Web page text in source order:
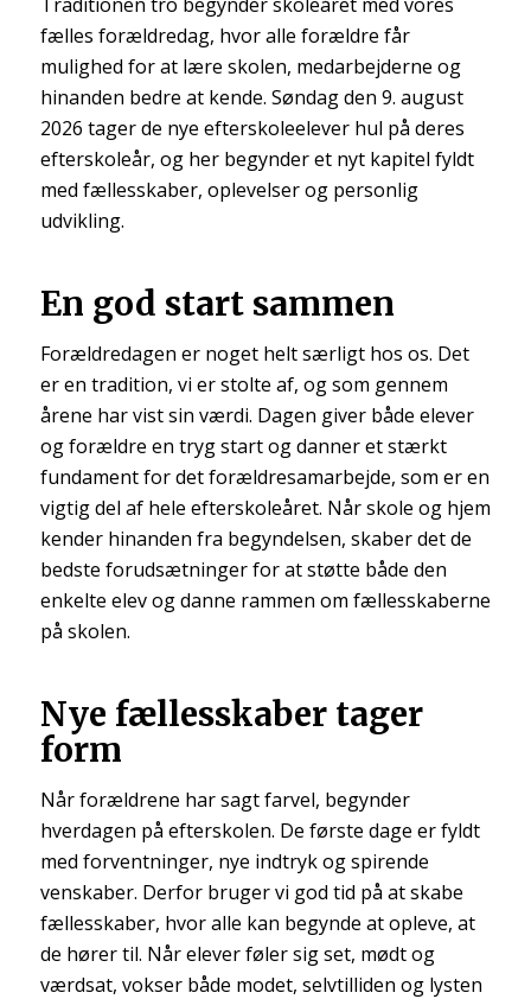
Traditionen tro begynder skoleåret med vores
fælles forældredag, hvor alle forældre får
mulighed for at lære skolen, medarbejderne og
hinanden bedre at kende. Søndag den 9. august
2026 tager de nye efterskoleelever hul på deres
efterskoleår, og her begynder et nyt kapitel fyldt
med fællesskaber, oplevelser og personlig
udvikling.
En god start sammen
Forældredagen er noget helt særligt hos os. Det
er en tradition, vi er stolte af, og som gennem
årene har vist sin værdi. Dagen giver både elever
og forældre en tryg start og danner et stærkt
fundament for det forældresamarbejde, som er en
vigtig del af hele efterskoleåret. Når skole og hjem
kender hinanden fra begyndelsen, skaber det de
bedste forudsætninger for at støtte både den
enkelte elev og danne rammen om fællesskaberne
på skolen.
Nye fællesskaber tager
form
Når forældrene har sagt farvel, begynder
hverdagen på efterskolen. De første dage er fyldt
med forventninger, nye indtryk og spirende
venskaber. Derfor bruger vi god tid på at skabe
fællesskaber, hvor alle kan begynde at opleve, at
de hører til. Når elever føler sig set, mødt og
værdsat, vokser både modet, selvtilliden og lysten